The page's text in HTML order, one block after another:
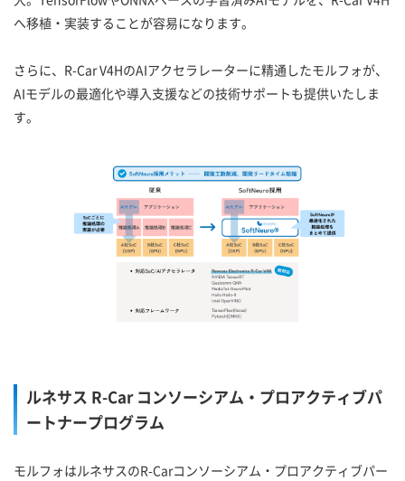
へ移植・実装することが容易になります。
さらに、R-Car V4HのAIアクセラレーターに精通したモルフォが、
AIモデルの最適化や導入支援などの技術サポートも提供いたしま
す。
ルネサス R-Car コンソーシアム・プロアクティブパ
ートナープログラム
モルフォはルネサスのR-Carコンソーシアム・プロアクティブパー